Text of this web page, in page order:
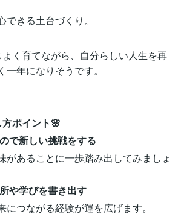
きる土台づくり。
く育てながら、自分らしい人生を再
年になりそうです。
ポイント🌸
で新しい挑戦をする
があることに一歩踏み出してみましょ
や学びを書き出す
つながる経験が運を広げます。